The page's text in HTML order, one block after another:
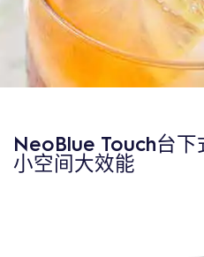
NeoBlue Touch台下
小空间大效能